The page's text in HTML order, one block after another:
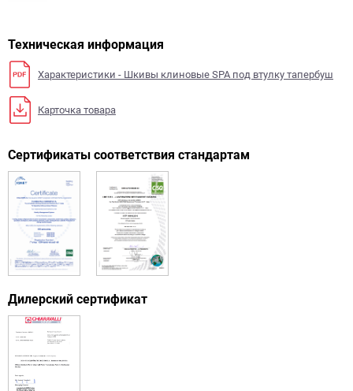
Техническая информация
Характеристики - Шкивы клиновые SPA под втулку тапербуш
Карточка товара
Сертификаты соответствия стандартам
Дилерский сертификат